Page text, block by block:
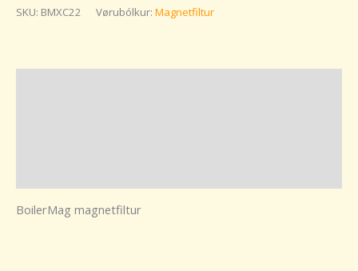
SKU: BMXC22 Vørubólkur: Magnetfiltur
BoilerMag magnetfiltur